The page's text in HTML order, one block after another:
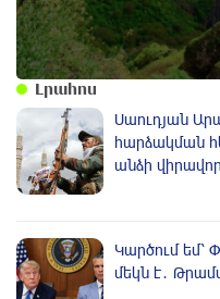
Լրահոս
Սաուդյան
հարձակման
անձի
Կարծում եմ՝
մեկն է․